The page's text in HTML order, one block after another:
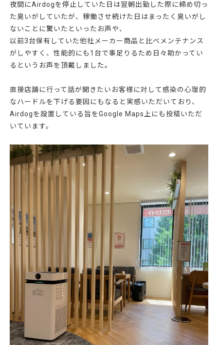
夜間にAirdogを停止していた日は翌朝出勤した際に締め切っ
た臭いがしていたが、稼働させ続けた日はまったく臭いがし
ないことに驚いたといったお声や、
以前3台保有していた他社メーカー商品と比べメンテナンス
がしやすく、性能的にも1台で事足りるため日々助かってい
るというお声を頂戴しました。
直接店舗に行って話が聞きたいお客様に対して感染の心理的
なハードルを下げる要因にもなると実感いただいており、
Airdogを設置している旨をGoogle Maps上にも投稿いただ
いています。